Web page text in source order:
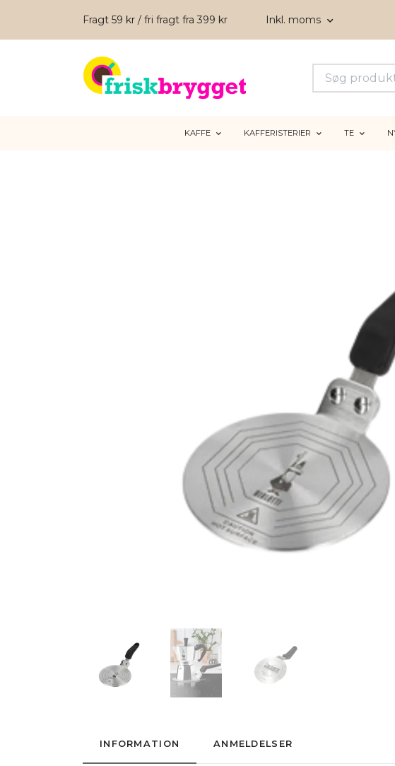
Fragt 59 kr / fri fragt fra 399 kr Inkl. moms
KAFFE KAFFERISTERIER TE
INFORMATION ANMELDELSER